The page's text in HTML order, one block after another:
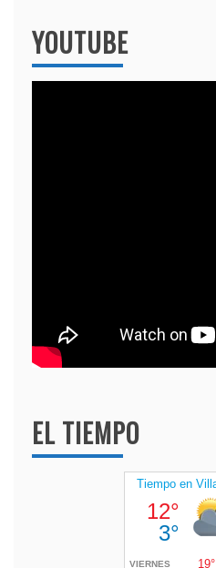
YOUTUBE
EL TIEMPO